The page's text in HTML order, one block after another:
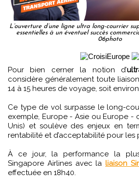
L’ouverture d’une ligne ultra long-courrier
essentielles à un éventuel succès
06photo
Pour bien cerner la notion d’
considère généralement toute
14 à 15 heures de voyage, soit
Ce type de vol surpasse le long-
exemple, Europe - Asie ou Europe -
Unis) et soulève des enjeux en
rentabilité et d’acceptabilité pour les
À ce jour, la performance la
Singapore Airlines avec la liaison
effectuée en 18h40.